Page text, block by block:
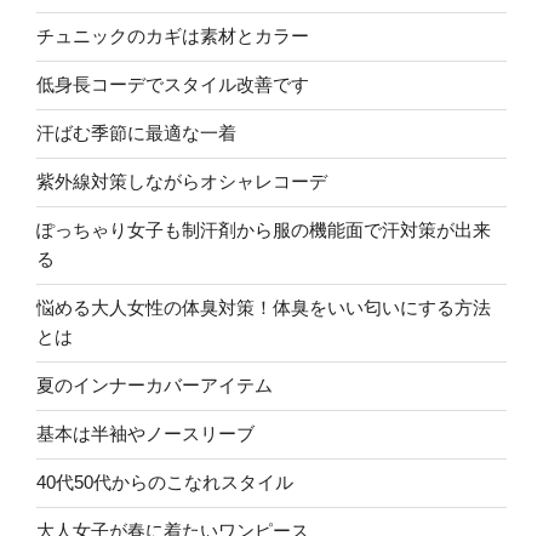
チュニックのカギは素材とカラー
低身長コーデでスタイル改善です
汗ばむ季節に最適な一着
紫外線対策しながらオシャレコーデ
ぽっちゃり女子も制汗剤から服の機能面で汗対策が出来
る
悩める大人女性の体臭対策！体臭をいい匂いにする方法
とは
夏のインナーカバーアイテム
基本は半袖やノースリーブ
40代50代からのこなれスタイル
大人女子が春に着たいワンピース